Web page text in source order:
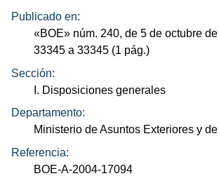
Publicado en:
«BOE» núm. 240, de 5 de octubre
33345 a 33345 (1 pág.)
Sección:
I. Disposiciones generales
Departamento:
Ministerio de Asuntos Exteriores y
Referencia:
BOE-A-2004-17094